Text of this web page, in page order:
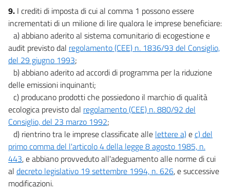
9. I crediti di imposta di cui al comma 1 possono essere
incrementati di un milione di lire qualora le imprese beneficiare:
a) abbiano aderito al sistema comunitario di ecogestione e
audit previsto dal regolamento (CEE) n. 1836/93 del Consiglio,
del 29 giugno 1993;
b) abbiano aderito ad accordi di programma per la riduzione
delle emissioni inquinanti;
c) producano prodotti che possiedono il marchio di qualità
ecologica previsto dal regolamento (CEE) n. 880/92 del
Consiglio, del 23 marzo 1992;
d) rientrino tra le imprese classificate alle lettere a)ec) del
primo comma del l'articolo 4 della legge 8 agosto 1985, n.
443, e abbiano provveduto all'adeguamento alle norme di cui
al decreto legislativo 19 settembre 1994, n. 626, e successive
modificazioni.